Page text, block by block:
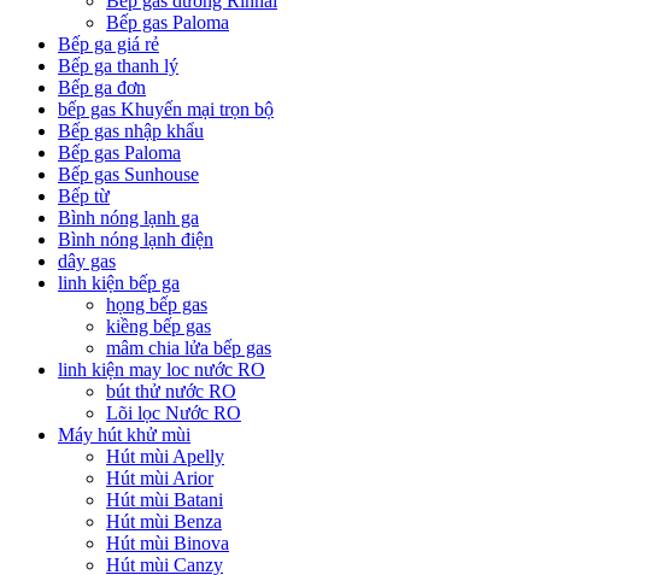
Bếp gas Paloma
Bếp ga giá rẻ
Bếp ga thanh lý
Bếp ga đơn
bếp gas Khuyến mại trọn bộ
Bếp gas nhập khẩu
Bếp gas Paloma
Bếp gas Sunhouse
Bếp từ
Bình nóng lạnh ga
Bình nóng lạnh điện
dây gas
linh kiện bếp ga
họng bếp gas
kiềng bếp gas
mâm chia lửa bếp gas
linh kiện may loc nước RO
bút thử nước RO
Lõi lọc Nước RO
Máy hút khử mùi
Hút mùi Apelly
Hút mùi Arior
Hút mùi Batani
Hút mùi Benza
Hút mùi Binova
Hút mùi Canzy